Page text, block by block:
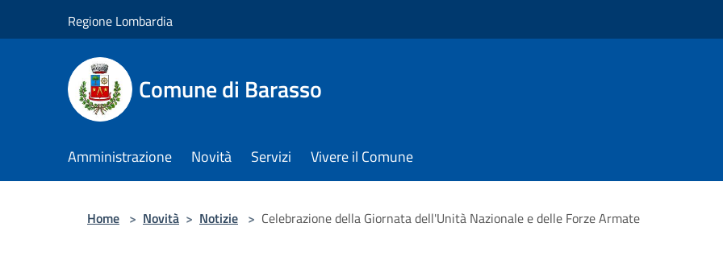
Regione Lombardia
Comune di Barasso
Amministrazione Novità Servizi Vivere il Comune
Home > Novità > Notizie > Celebrazione della Giornata dell'Unità Nazionale e delle Forze Armate